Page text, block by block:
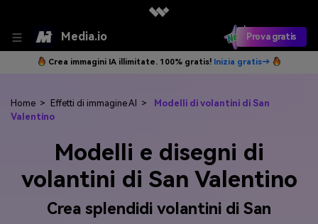
Media.io Prova gratis
Crea immagini IA illimitate. 100% gratis! Inizia gratis→
Home > Effetti di immagine AI >
Modelli di volantini di San
Valentino
Modelli e disegni di
volantini di San Valentino
Crea splendidi volantini di San